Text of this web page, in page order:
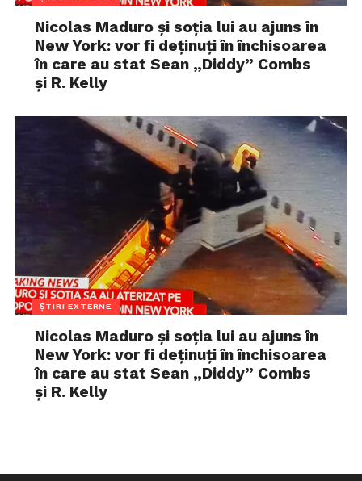
Nicolas Maduro și soția lui au ajuns în
New York: vor fi deținuți în închisoarea
în care au stat Sean „Diddy” Combs
și R. Kelly
ȘTIRI EXTERNE
Nicolas Maduro și soția lui au ajuns în
New York: vor fi deținuți în închisoarea
în care au stat Sean „Diddy” Combs
și R. Kelly